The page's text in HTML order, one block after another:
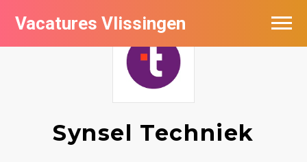
Vacatures Vlissingen
Synsel Techniek